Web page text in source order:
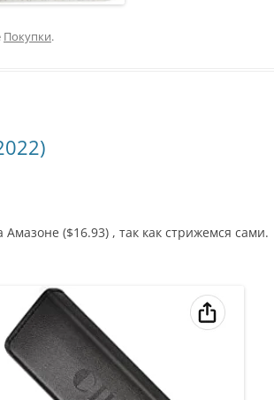
Покупки.
($16.93) , так как стрижемся сами.